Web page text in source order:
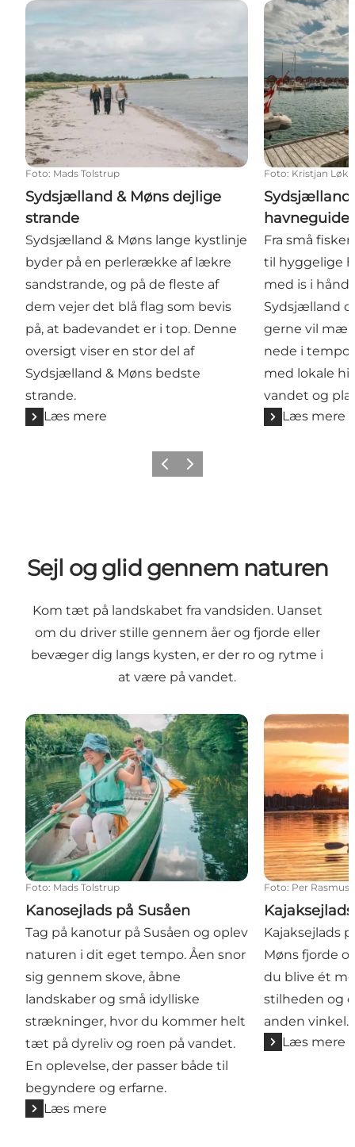
Sydsjælland & Møns dejlige strande
Foto: Mads Tolstrup
Sydsjælland & Møns dejlige
strande
Sydsjælland & Møns lange kystlinje
byder på en perlerække af lækre
sandstrande, og på de fleste af
dem vejer det blå flag som bevis
på, at badevandet er i top. Denne
oversigt viser en stor del af
Sydsjælland & Møns bedste
strande.
Læs mere
Sydsjælland
Foto: Kristjan Løk
Sydsjælland
havneguide
Fra små
til hyggelige
med is i
Sydsjælland
gerne vil
nede i
med lokale
vandet og
Læs mere
ForrigeNæste
Sejl og glid gennem naturen
Kom tæt på landskabet fra vandsiden. Uanset
om du driver stille gennem åer og fjorde eller
bevæger dig langs kysten, er der ro og rytme i
at være på vandet.
Kanosejlads på Susåen
Foto: Mads Tolstrup
Kanosejlads på Susåen
Tag på kanotur på Susåen og oplev
naturen i dit eget tempo. Åen snor
sig gennem skove, åbne
landskaber og små idylliske
strækninger, hvor du kommer helt
tæt på dyreliv og roen på vandet.
En oplevelse, der passer både til
begyndere og erfarne.
Læs mere
Kajaksejlads
Foto: Per
Kajaksejlads
Kajaksejlads
Møns fjorde
du blive ét
stilheden og
anden vinkel.
Læs mere